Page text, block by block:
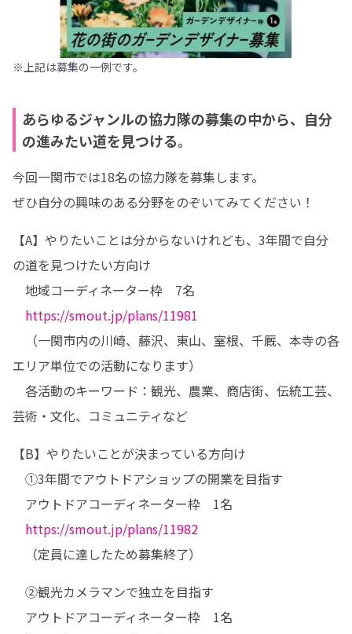
※上記は募集の一例です。
あらゆるジャンルの協力隊の募集の中から、自分
の進みたい道を見つける。
今回一関市では18名の協力隊を募集します。
ぜひ自分の興味のある分野をのぞいてみてください！
【A】やりたいことは分からないけれども、3年間で自分
の道を見つけたい方向け
地域コーディネーター枠　7名
https://smout.jp/plans/11981
（一関市内の川崎、藤沢、東山、室根、千厩、本寺の各
エリア単位での活動になります）
各活動のキーワード：観光、農業、商店街、伝統工芸、
芸術・文化、コミュニティなど
【B】やりたいことが決まっている方向け
①3年間でアウトドアショップの開業を目指す
アウトドアコーディネーター枠　1名
https://smout.jp/plans/11982
（定員に達したため募集終了）
②観光カメラマンで独立を目指す
アウトドアコーディネーター枠　1名